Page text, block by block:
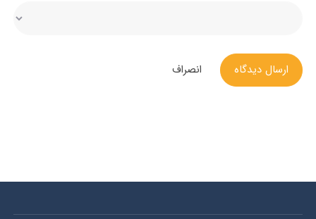
ارسال دیدگاه انصراف